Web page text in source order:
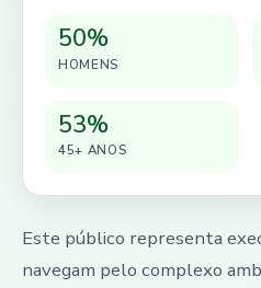
50%
HOMENS
53%
45+ ANOS
Este público representa
navegam pelo complexo